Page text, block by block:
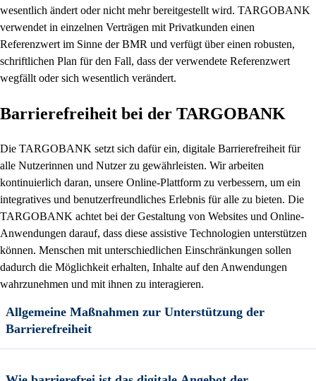
wesentlich ändert oder nicht mehr bereitgestellt wird. TARGOBANK
verwendet in einzelnen Verträgen mit Privatkunden einen
Referenzwert im Sinne der BMR und verfügt über einen robusten,
schriftlichen Plan für den Fall, dass der verwendete Referenzwert
wegfällt oder sich wesentlich verändert.
Barrierefreiheit bei der TARGOBANK
Die TARGOBANK setzt sich dafür ein, digitale Barrierefreiheit für
alle Nutzerinnen und Nutzer zu gewährleisten. Wir arbeiten
kontinuierlich daran, unsere Online-Plattform zu verbessern, um ein
integratives und benutzerfreundliches Erlebnis für alle zu bieten. Die
TARGOBANK achtet bei der Gestaltung von Websites und Online-
Anwendungen darauf, dass diese assistive Technologien unterstützen
können. Menschen mit unterschiedlichen Einschränkungen sollen
dadurch die Möglichkeit erhalten, Inhalte auf den Anwendungen
wahrzunehmen und mit ihnen zu interagieren.
Allgemeine Maßnahmen zur Unterstützung der
Barrierefreiheit